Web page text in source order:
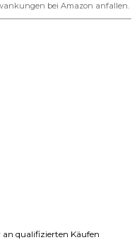
bei Amazon anfallen.
qualifizierten Käufen